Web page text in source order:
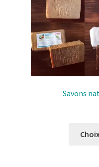
Savons